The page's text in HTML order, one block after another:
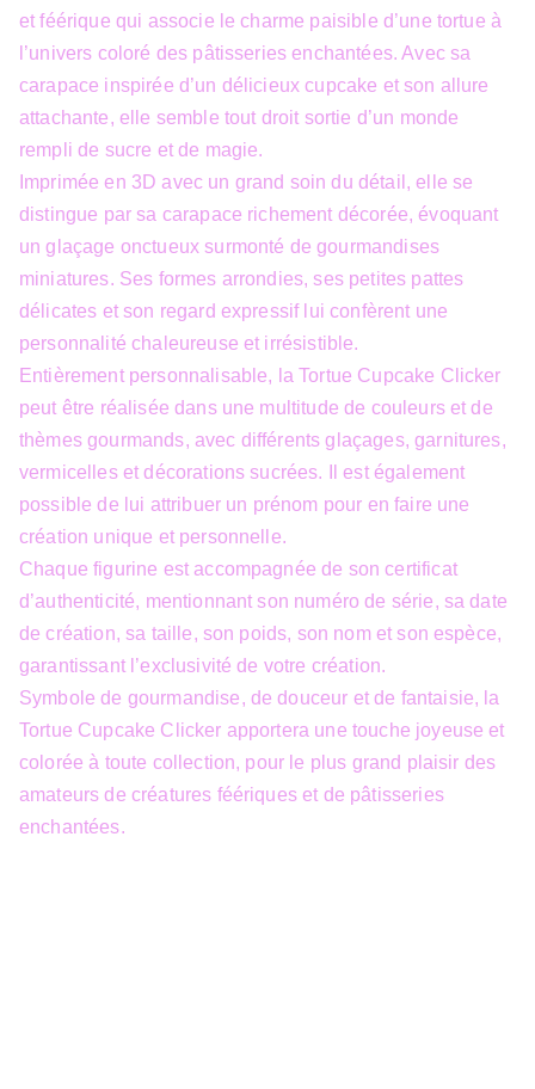
et féérique qui associe le charme paisible d’une tortue à
l’univers coloré des pâtisseries enchantées. Avec sa
carapace inspirée d’un délicieux cupcake et son allure
attachante, elle semble tout droit sortie d’un monde
rempli de sucre et de magie.
Imprimée en 3D avec un grand soin du détail, elle se
distingue par sa carapace richement décorée, évoquant
un glaçage onctueux surmonté de gourmandises
miniatures. Ses formes arrondies, ses petites pattes
délicates et son regard expressif lui confèrent une
personnalité chaleureuse et irrésistible.
Entièrement personnalisable, la Tortue Cupcake Clicker
peut être réalisée dans une multitude de couleurs et de
thèmes gourmands, avec différents glaçages, garnitures,
vermicelles et décorations sucrées. Il est également
possible de lui attribuer un prénom pour en faire une
création unique et personnelle.
Chaque figurine est accompagnée de son certificat
d’authenticité, mentionnant son numéro de série, sa date
de création, sa taille, son poids, son nom et son espèce,
garantissant l’exclusivité de votre création.
Symbole de gourmandise, de douceur et de fantaisie, la
Tortue Cupcake Clicker apportera une touche joyeuse et
colorée à toute collection, pour le plus grand plaisir des
amateurs de créatures féériques et de pâtisseries
enchantées.